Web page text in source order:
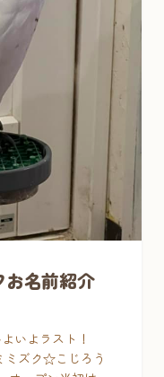
お名前紹介
いよラスト！
ミズク☆こじろう